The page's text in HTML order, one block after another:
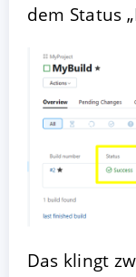
dem Status
Das klingt